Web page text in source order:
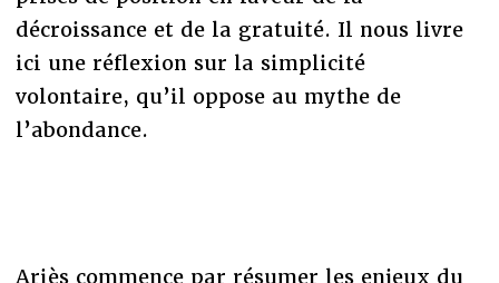
décroissance et de la gratuité. Il nous livre
ici une réflexion sur la simplicité
volontaire, qu’il oppose au mythe de
l’abondance.
Ariès commence par résumer les enjeux du